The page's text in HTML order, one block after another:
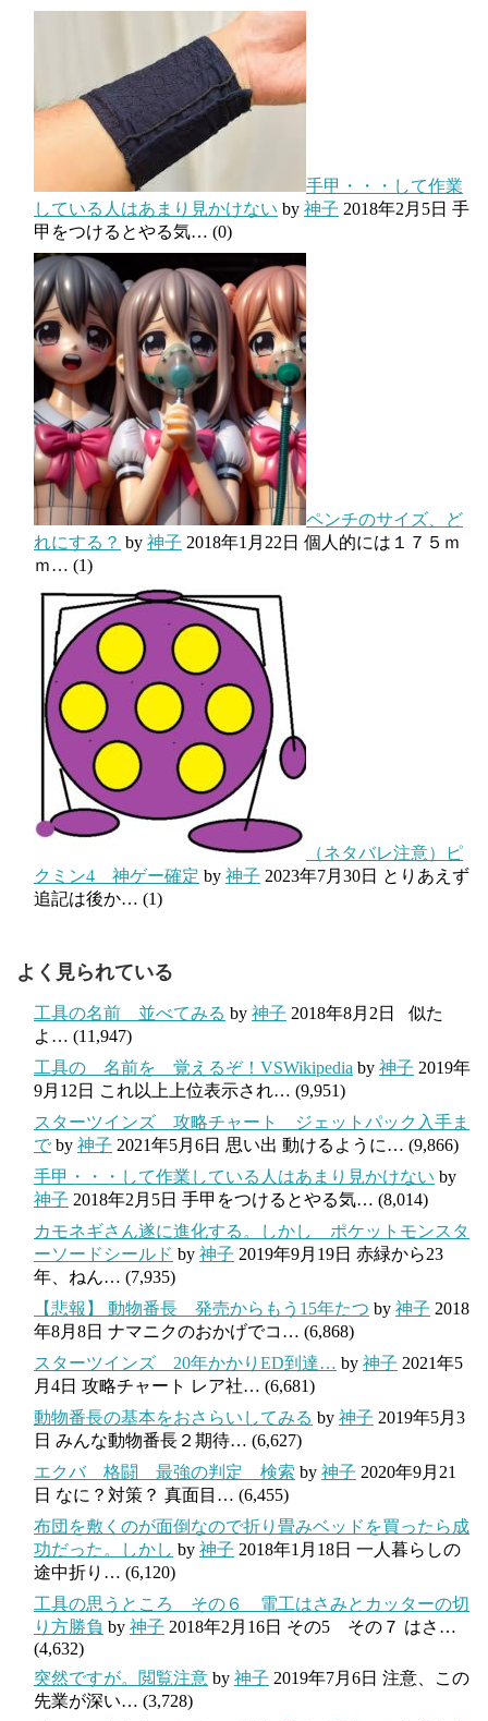
手甲・・・して作業
している人はあまり見かけない by 神子 2018年2月5日 手
甲をつけるとやる気… (0)
ペンチのサイズ、ど
れにする？ by 神子 2018年1月22日 個人的には１７５ｍ
ｍ… (1)
（ネタバレ注意）ピ
クミン4 神ゲー確定 by 神子 2023年7月30日 とりあえず
追記は後か… (1)
よく見られている
工具の名前 並べてみる by 神子 2018年8月2日
似た
よ… (11,947)
工具の 名前を 覚えるぞ！VSWikipedia by 神子 2019年
9月12日 これ以上上位表示され… (9,951)
スターツインズ 攻略チャート ジェットパック入手ま
で by 神子 2021年5月6日 思い出 動けるように… (9,866)
手甲・・・して作業している人はあまり見かけない by
神子 2018年2月5日 手甲をつけるとやる気… (8,014)
カモネギさん遂に進化する。しかし ポケットモンスタ
ーソードシールド by 神子 2019年9月19日 赤緑から23
年、ねん… (7,935)
【悲報】 動物番長 発売からもう15年たつ by 神子 2018
年8月8日 ナマニクのおかげでコ… (6,868)
スターツインズ 20年かかりED到達… by 神子 2021年5
月4日 攻略チャート レア社… (6,681)
動物番長の基本をおさらいしてみる by 神子 2019年5月3
日 みんな動物番長２期待… (6,627)
エクバ 格闘 最強の判定 検索 by 神子 2020年9月21
日 なに？対策？ 真面目… (6,455)
布団を敷くのが面倒なので折り畳みベッドを買ったら成
功だった。しかし by 神子 2018年1月18日 一人暮らしの
途中折り… (6,120)
工具の思うところ その６ 電工はさみとカッターの切
り方勝負 by 神子 2018年2月16日 その5 その７ はさ…
(4,632)
突然ですが。閲覧注意 by 神子 2019年7月6日 注意、この
先業が深い… (3,728)